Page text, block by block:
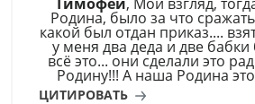
Родина, было за что
какой был отдан приказ....
у меня два деда и две
всё это... они сделали это
Родину!!! А наша Родина
ЦИТИРОВАТЬ